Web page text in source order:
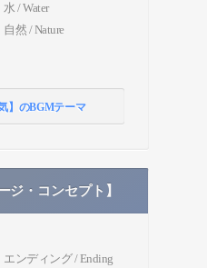
水 / Water
自然 / Nature
】のBGMテーマ
ジ・コンセプト】
エンディング / Ending